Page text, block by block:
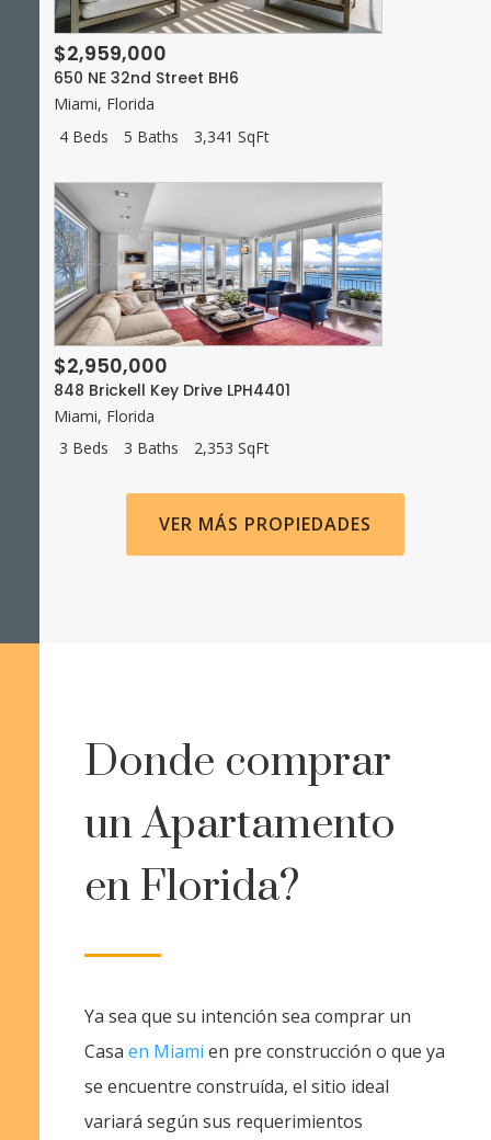
$2,959,000
650 NE 32nd Street BH6
Miami, Florida
4 Beds
5 Baths 3,341 SqFt
$2,950,000
848 Brickell Key Drive LPH4401
Miami, Florida
3 Beds
3 Baths 2,353 SqFt
VER MÁS PROPIEDADES
Donde comprar
un Apartamento
en Florida?
Ya sea que su intención sea comprar un
Casa en Miami en pre construcción o que ya
se encuentre construída, el sitio ideal
variará según sus requerimientos